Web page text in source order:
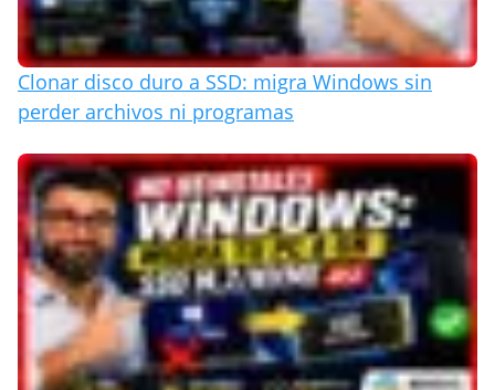
Clonar disco duro a SSD: migra Windows sin
perder archivos ni programas